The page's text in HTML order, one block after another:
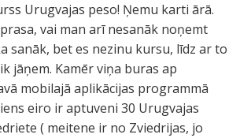
Urugvajas peso! Ņemu karti ārā.
vai man arī nesanāk noņemt
sanāk, bet es nezinu kursu, līdz ar to
jāņem. Kamēr viņa buras ap
mobilajā aplikācijas programmā
eiro ir aptuveni 30 Urugvajas
( meitene ir no Zviedrijas, jo